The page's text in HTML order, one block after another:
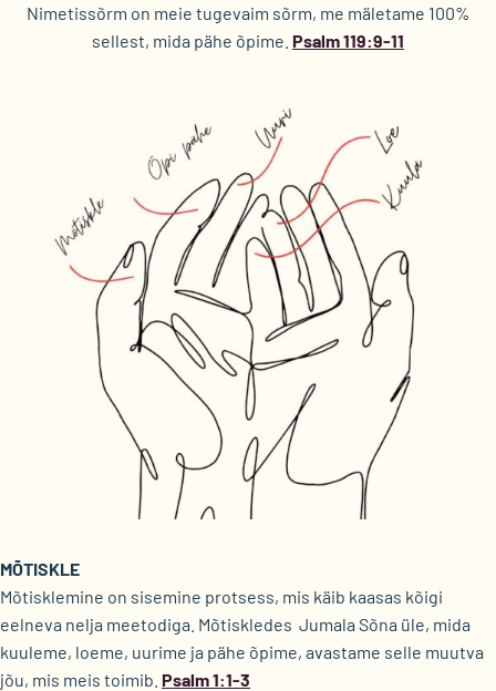
Nimetissõrm on meie tugevaim sõrm, me mäletame 100%
sellest, mida pähe õpime. Psalm 119:9-11
MÕTISKLE
Mõtisklemine on sisemine protsess, mis käib kaasas kõigi
eelneva nelja meetodiga. Mõtiskledes Jumala Sõna üle, mida
kuuleme, loeme, uurime ja pähe õpime, avastame selle muutva
jõu, mis meis toimib. Psalm 1:1-3